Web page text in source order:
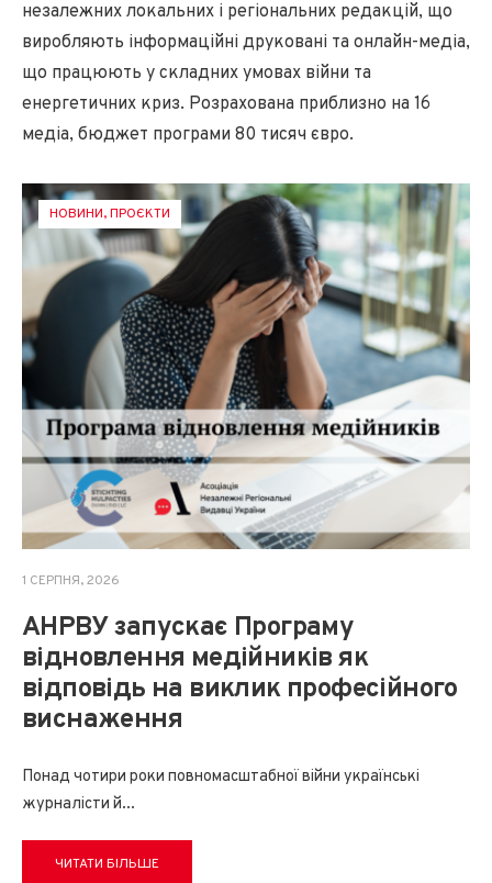
незалежних локальних і регіональних редакцій, що
виробляють інформаційні друковані та онлайн-медіа,
що працюють у складних умовах війни та
енергетичних криз. Розрахована приблизно на 16
медіа, бюджет програми 80 тисяч євро.
НОВИНИ,ПРОЄКТИ
1 СЕРПНЯ, 2026
АНРВУ запускає Програму
відновлення медійників як
відповідь на виклик професійного
виснаження
Понад чотири роки повномасштабної війни українські
журналісти й...
ЧИТАТИ БІЛЬШЕ